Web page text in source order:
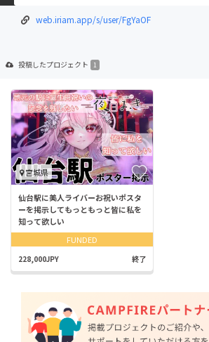
web.iriam.app/s/user/FgYaOF
投稿したプロジェクト 1
宮城県
仙台駅に美人ライバーお祝いポスタ
ーを掲示してもっともっと皆に私を
知って欲しい
FUNDED
228,000JPY 終了